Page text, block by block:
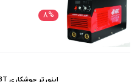
دی سی ای DCA
رونیکس Ronix
ویوارکس Vivarex
8%
اینورتر جوشکاری IGBT المکس ۱۸۰ آمپر مدل Elmax W.M 182